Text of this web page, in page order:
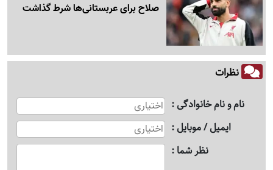
صلاح برای عربستانی‌ها شرط گذاشت
نظرات
نام و نام خانوادگی
ایمیل / موبایل
نظر شما